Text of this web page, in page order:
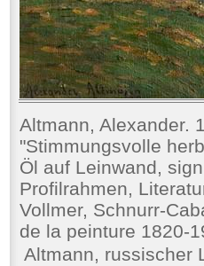
Altmann, Alexander.
"Stimmungsvolle
Öl auf Leinwand,
Profilrahmen,
Vollmer, Schnurr-
de la peinture 1820-
Altmann, russischer